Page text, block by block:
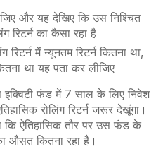
और यह देखिए कि उस निश्चित
रिटर्न का कैसा रहा है
में न्यूनतम रिटर्न कितना था,
था यह पता कर लीजिए
इक्विटी फंड में 7 साल के लिए निवेश
रोलिंग रिटर्न जरूर देखूंगा।
ऐतिहासिक तौर पर उस फंड के
औसत कितना रहा है।